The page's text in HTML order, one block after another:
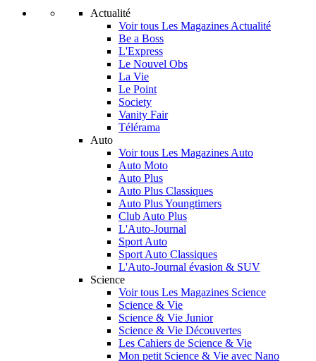
Actualité
Voir tous Les Magazines Actualité
Be a Boss
L'Express
Le Nouvel Obs
La Vie
Le Point
Society
Vanity Fair
Télérama
Auto
Voir tous Les Magazines Auto
Auto Moto
Auto Plus
Auto Plus Classiques
Auto Plus Youngtimers
Club Auto Plus
L'Auto-Journal
Sport Auto
Sport Auto Classiques
L'Auto-Journal évasion & SUV
Science
Voir tous Les Magazines Science
Science & Vie
Science & Vie Junior
Science & Vie Découvertes
Les Cahiers de Science & Vie
Mon petit Science & Vie avec Nano